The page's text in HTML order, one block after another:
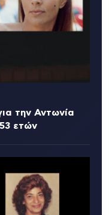
την Αντωνία
ετών